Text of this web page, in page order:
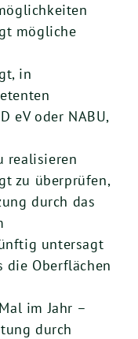
mögliche
in
eV oder NABU,
realisieren
zu überprüfen,
durch das
untersagt
die Oberflächen
im Jahr –
durch